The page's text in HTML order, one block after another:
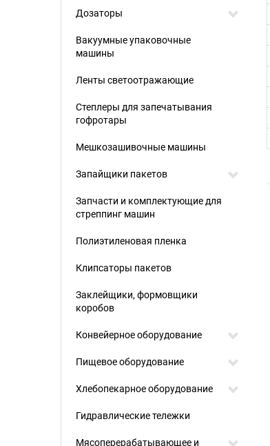
Мотор для
машины GK9-2
Дозаторы
Вакуумные упаковочные
машины
Ленты светоотражающие
Степлеры для запечатывания
гофротары
Мешкозашивочные машины
Запайщики пакетов
Запчасти и комплектующие для
стреппинг машин
Полиэтиленовая пленка
Клипсаторы пакетов
Заклейщики, формовщики
коробов
Конвейерное оборудование
Пищевое оборудование
Хлебопекарное оборудование
Гидравлические тележки
Мясоперерабатывающее и